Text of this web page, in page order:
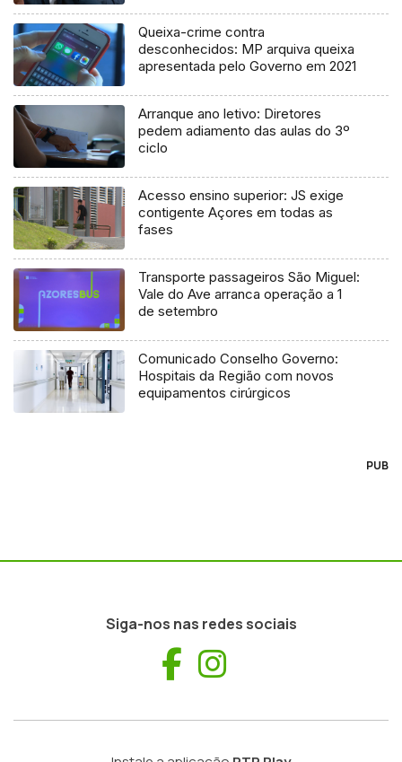
Queixa-crime contra
desconhecidos: MP arquiva queixa
apresentada pelo Governo em 2021
Arranque ano letivo: Diretores
pedem adiamento das aulas do 3º
ciclo
Acesso ensino superior: JS exige
contigente Açores em todas as
fases
Transporte passageiros São Miguel:
Vale do Ave arranca operação a 1
de setembro
Comunicado Conselho Governo:
Hospitais da Região com novos
equipamentos cirúrgicos
PUB
Siga-nos nas redes sociais
Facebook